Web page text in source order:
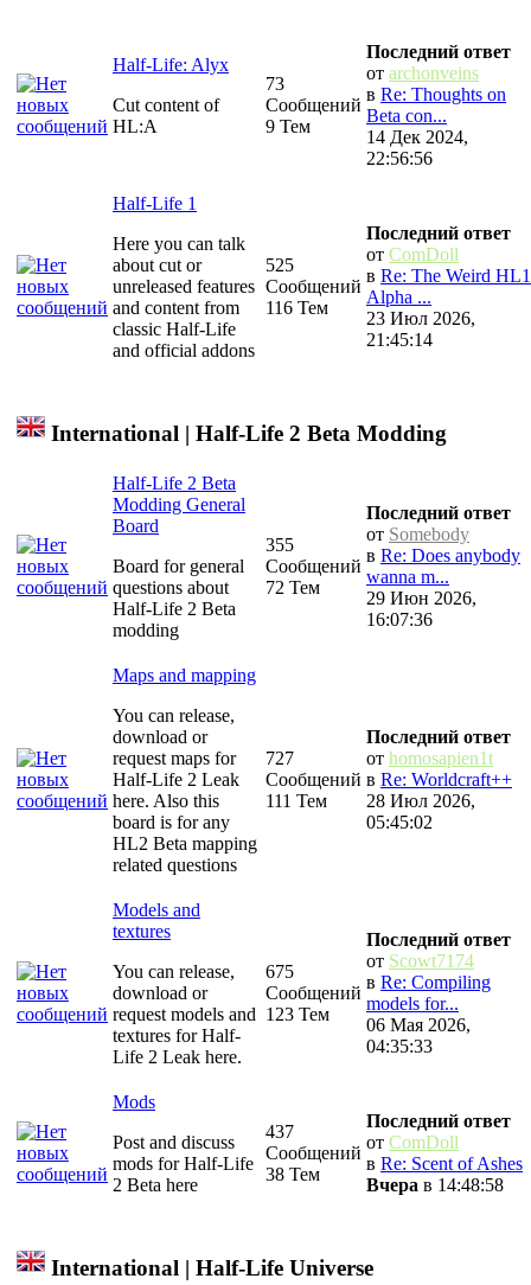
Half-Life: Alyx
Cut content of
HL:A
73
Сообщений
9 Тем
Последний ответ
от archonveins
в Re: Thoughts on
Beta con...
14 Дек 2024,
22:56:56
Half-Life 1
Here you can talk
about cut or
unreleased features
and content from
classic Half-Life
and official addons
525
Сообщений
116 Тем
Последний ответ
от ComDoll
в Re: The Weird HL1
Alpha ...
23 Июл 2026,
21:45:14
International | Half-Life 2 Beta Modding
Half-Life 2 Beta
Modding General
Board
Board for general
questions about
Half-Life 2 Beta
modding
355
Сообщений
72 Тем
Последний ответ
от Somebody
в Re: Does anybody
wanna m...
29 Июн 2026,
16:07:36
Maps and mapping
You can release,
download or
request maps for
Half-Life 2 Leak
here. Also this
board is for any
HL2 Beta mapping
related questions
727
Сообщений
111 Тем
Последний ответ
от homosapien1t
в Re: Worldcraft++
28 Июл 2026,
05:45:02
Models and
textures
You can release,
download or
request models and
textures for Half-
Life 2 Leak here.
675
Сообщений
123 Тем
Последний ответ
от Scowt7174
в Re: Compiling
models for...
06 Мая 2026,
04:35:33
Mods
Post and discuss
mods for Half-Life
2 Beta here
437
Сообщений
38 Тем
Последний ответ
от ComDoll
в Re: Scent of Ashes
Вчера в 14:48:58
International | Half-Life Universe